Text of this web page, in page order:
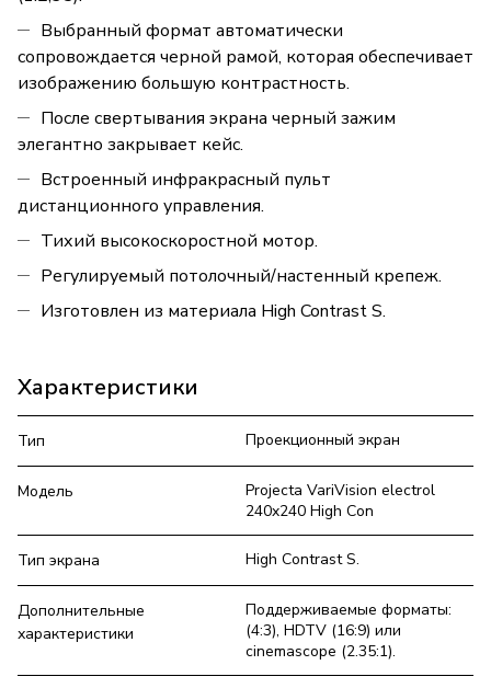
Выбранный формат автоматически
сопровождается черной рамой, которая обеспечивает
изображению большую контрастность.
После свертывания экрана черный зажим
элегантно закрывает кейс.
Встроенный инфракрасный пульт
дистанционного управления.
Тихий высокоскоростной мотор.
Регулируемый потолочный/настенный крепеж.
Изготовлен из материала High Contrast S.
Характеристики
Тип Проекционный экран
Модель
Projecta VariVision electrol
240x240 High Con
Тип экрана High Contrast S.
Дополнительные
характеристики
Поддерживаемые форматы:
(4:3), HDTV (16:9) или
cinemascope (2.35:1).